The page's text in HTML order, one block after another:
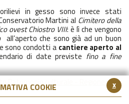
x
COOKIE
in gesso sono invece stati
Martini al Cimitero della
ovest Chiostro VIII: è lì che vengono
all’aperto che sono già ad un buon
sono condotti a cantiere aperto al
di date previste fino a fine
Patrimonio culturale - Regione